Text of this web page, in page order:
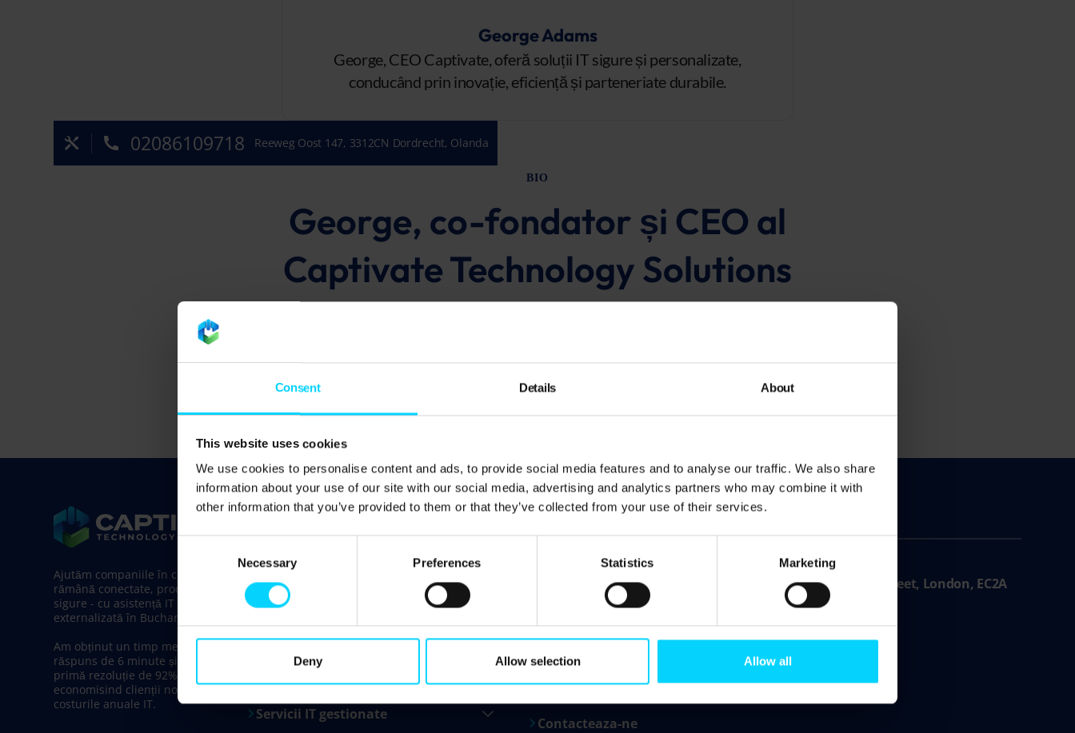
Consent Details About
This website uses cookies
We use cookies to personalise content and ads, to provide social media features and to analyse our traffic. We also share
information about your use of our site with our social media, advertising and analytics partners who may combine it with
other information that you’ve provided to them or that they’ve collected from your use of their services.
Necessary Preferences Statistics Marketing
Deny Allow selection Allow all
George Adams
George, CEO Captivate, oferă soluții IT sigure și personalizate,
conducând prin inovație, eficiență și parteneriate durabile.
02086109718 Reeweg Oost 147, 3312CN Dordrecht, Olanda
BIO
George, co-fondator și CEO al
Captivate Technology Solutions
operaționale, promovând în același timp parteneriate durabile cu clienții. Conducerea sa reflectă
angajamentul față de încredere, eficiență și servicii excepționale.
Ajutăm companiile în creștere să
rămână conectate, productive și
sigure - cu asistență IT inovatoare
externalizată în Bucharest.
Am obținut un timp mediu de
răspuns de 6 minute și o rată de
primă rezoluție de 92%,
economisind clienții noștri 31% din
costurile anuale IT.
PAGINI
Infrastructură și cloud
Infrastructure as a Service (IaaS)
Cloud Solutions
Network Support
Data Center Colocation
Servicii IT gestionate
PAGINI
Despre noi
Testimoniale
Suport de la distanță
Cariere
Contacteaza-ne
CONTACT
Sediu
86–90 3rd Floor, Paul Street, London, EC2A
info@captivatets.com